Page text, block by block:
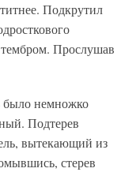
Подкрутил
Прослушав
немножко
Подтерев
вытекающий из
стерев